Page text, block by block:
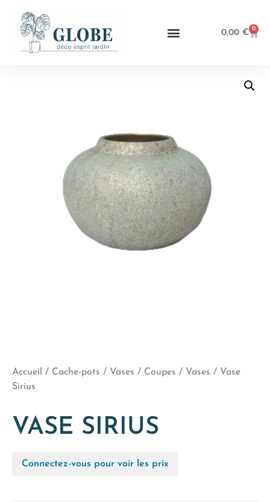
0,00 € 0
Accueil / Cache-pots / Vases / Coupes / Vases / Vase
Sirius
VASE SIRIUS
Connectez-vous pour voir les prix